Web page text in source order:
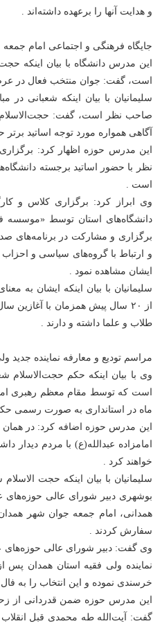
و هدایت آنها را برعهده داشته‌اند .
جایگاه فرهنگی و اجتماعی امام جمعه
است، گفت: جوان منتخب فعال در عرصه تبلیغی در سال ۸۷
سلیمانیان با بیان اینکه شعبانی
صاحب نظر است، گفت: حجت‌الاسلام
آگاهی همواره مورد توجه اساتید برتر
این مدرس حوزه اظهار کرد:
نظر با حضور اساتید برجسته
است .
وی ابراز کرد: برگزاری کلاس و
دانشگاه‌های استان توسط «موسسه
برگزاری و مشارکت در برنامه‌های
و ارتباط با گروه‌های سیاسی و
ایشان مشاهده نمود .
سلیمانیان با بیان اینکه ایشان به
از ۲۰ سال پیش همزمان با
طلاب و علما داشته و دارند .
مراسم تودیع و معارفه نماینده جدید
ماه در استانداری به صورت رسمی
این مدرس حوزه اضافه کرد: در همان
امامزاده عبدالله(ع) با مردم
خواهند کرد .
سلیمانیان با بیان اینکه حجت
بوشهری دبیر شورای عالی حوزه‌های
همدانی، امام جمعه جوان شهر
سفارش کردند .
وی گفت: دبیر شورای عالی حوزه‌های
نماینده ولی فقیه استان همدان پس
خرسندی نموده و این انتخاب را به
این مدرس حوزه ضمن قدردانی از
گفت: آیت‌الله طه محمدی قبل انقلاب